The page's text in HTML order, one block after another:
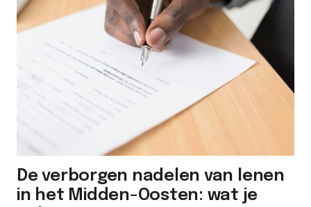
De verborgen nadelen van lenen
in het Midden-Oosten: wat je